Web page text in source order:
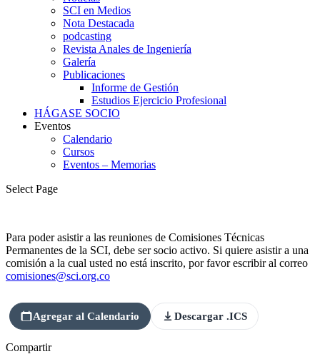
SCI en Medios
Nota Destacada
podcasting
Revista Anales de Ingeniería
Galería
Publicaciones
Informe de Gestión
Estudios Ejercicio Profesional
HÁGASE SOCIO
Eventos
Calendario
Cursos
Eventos – Memorias
Select Page
Para poder asistir a las reuniones de Comisiones Técnicas
Permanentes de la SCI, debe ser socio activo. Si quiere asistir a una
comisión a la cual usted no está inscrito, por favor escribir al correo
comisiones@sci.org.co
Agregar al Calendario Descargar .ICS
Compartir